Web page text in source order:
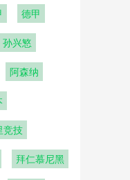
德甲
孙兴慜
阿森纳
竞技
拜仁慕尼黑